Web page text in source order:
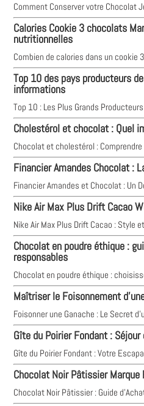
Comment Conserver votre Chocolat
Calories Cookie 3 chocolats
nutritionnelles
Combien de calories dans un cookie
Top 10 des pays producteurs
informations
Top 10 : Les Plus Grands
Cholestérol et chocolat : Quel
Chocolat et cholestérol :
Financier Amandes Chocolat :
Financier Amandes et Chocolat : Un
Nike Air Max Plus Drift Cacao
Nike Air Max Plus Drift Cacao : Style
Chocolat en poudre éthique :
responsables
Chocolat en poudre éthique :
Maîtriser le Foisonnement
Foisonner une Ganache : Le Secret
Gîte du Poirier Fondant :
Gîte du Poirier Fondant : Votre
Chocolat Noir Pâtissier
Chocolat Noir Pâtissier : Guide